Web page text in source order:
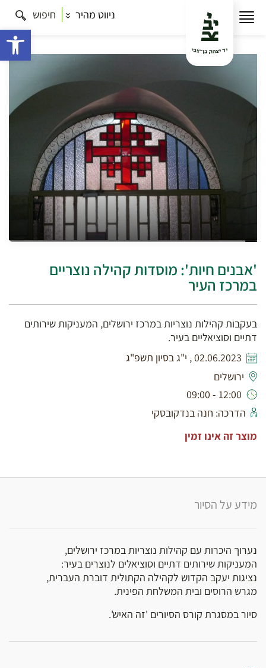
ניווט מהיר חיפוש
'אבנים חיות': מוסדות קהילה נוצריים
'אבנים חיות': מוסדות קהילה נוצריים
במרכז העיר
בעקבות קהילות נוצריות במרכז ירושלים, המעניקות שירותים
דתיים וסוציאליים בעיר.
02.06.2023 , י"ג בסיון תשפ"ג
ירושלים
12:00 - 09:00
הדרכה: חנה בנדקובסקי
מוצר זה אינו זמין
מידע על הסיור
נערוך היכרות עם קהילות נוצריות במרכז ירושלים,
המעניקות שירותים דתיים וסוציאלים לנוצרים בעיר:
נציגות יעקב הקדוש לקהילה הקתולית דוברת העברית,
מגרש הרוסים ובית המשלחת הפינית.
סיור במסגרת קורס הסיורים 'זה האיש'.